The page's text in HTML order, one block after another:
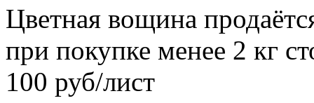
Цветная вощина
при покупке менее 2 кг
100 руб/лист